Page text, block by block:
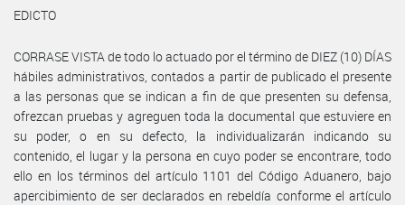
EDICTO
CORRASE VISTA de todo lo actuado por el término de DIEZ (10) DÍAS
hábiles administrativos, contados a partir de publicado el presente
a las personas que se indican a fin de que presenten su defensa,
ofrezcan pruebas y agreguen toda la documental que estuviere en
su poder, o en su defecto, la individualizarán indicando su
contenido, el lugar y la persona en cuyo poder se encontrare, todo
ello en los términos del artículo 1101 del Código Aduanero, bajo
apercibimiento de ser declarados en rebeldía conforme el artículo